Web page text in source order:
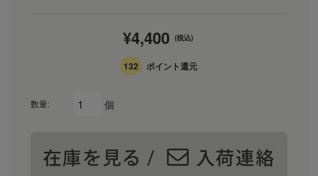
¥4,400 (税込)
132 ポイント還元
数量: 個